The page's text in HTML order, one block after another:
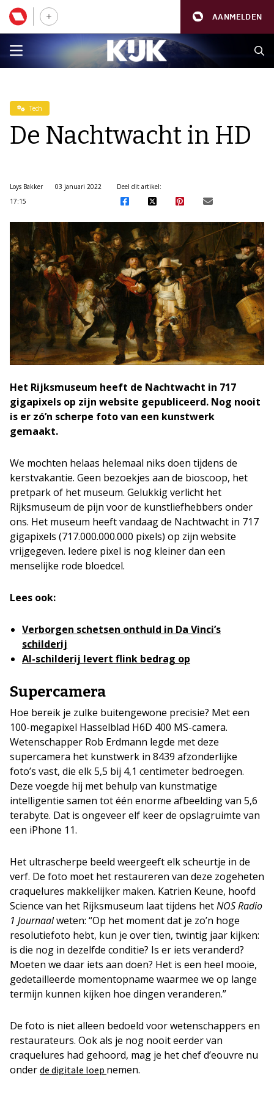
AANMELDEN
Tech
De Nachtwacht in HD
Loys Bakker
03 januari 2022
17:15
Deel dit artikel:
Het Rijksmuseum heeft de Nachtwacht in 717
gigapixels op zijn website gepubliceerd. Nog nooit
is er zó’n scherpe foto van een kunstwerk
gemaakt.
We mochten helaas helemaal niks doen tijdens de
kerstvakantie. Geen bezoekjes aan de bioscoop, het
pretpark of het museum. Gelukkig verlicht het
Rijksmuseum de pijn voor de kunstliefhebbers onder
ons. Het museum heeft vandaag de Nachtwacht in 717
gigapixels (717.000.000.000 pixels) op zijn website
vrijgegeven. Iedere pixel is nog kleiner dan een
menselijke rode bloedcel.
Lees ook:
Verborgen schetsen onthuld in Da Vinci’s
schilderij
AI-schilderij levert flink bedrag op
Supercamera
Hoe bereik je zulke buitengewone precisie? Met een
100-megapixel Hasselblad H6D 400 MS-camera.
Wetenschapper Rob Erdmann legde met deze
supercamera het kunstwerk in 8439 afzonderlijke
foto’s vast, die elk 5,5 bij 4,1 centimeter bedroegen.
Deze voegde hij met behulp van kunstmatige
intelligentie samen tot één enorme afbeelding van 5,6
terabyte. Dat is ongeveer elf keer de opslagruimte van
een iPhone 11.
Het ultrascherpe beeld weergeeft elk scheurtje in de
verf. De foto moet het restaureren van deze zogeheten
craquelures makkelijker maken. Katrien Keune, hoofd
Science van het Rijksmuseum laat tijdens hetNOS Radio
1 Journaalweten: “Op het moment dat je zo’n hoge
resolutiefoto hebt, kun je over tien, twintig jaar kijken:
is die nog in dezelfde conditie? Is er iets veranderd?
Moeten we daar iets aan doen? Het is een heel mooie,
gedetailleerde momentopname waarmee we op lange
termijn kunnen kijken hoe dingen veranderen.”
De foto is niet alleen bedoeld voor wetenschappers en
restaurateurs. Ook als je nog nooit eerder van
craquelures had gehoord, mag je het chef d’eouvre nu
onder de digitale loep nemen.